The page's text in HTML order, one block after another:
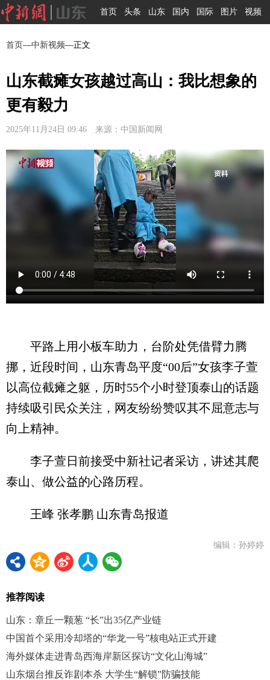
首页 头条 山东 国内 国际 图片 视频
首页—中新视频—正文
山东截瘫女孩越过高山：我比想象的
更有毅力
2025年11月24日 09:46 来源：中国新闻网
平路上用小板车助力，台阶处凭借臂力腾
挪，近段时间，山东青岛平度“00后”女孩李子萱
以高位截瘫之躯，历时55个小时登顶泰山的话题
持续吸引民众关注，网友纷纷赞叹其不屈意志与
向上精神。
李子萱日前接受中新社记者采访，讲述其爬
泰山、做公益的心路历程。
王峰 张孝鹏 山东青岛报道
编辑：孙婷婷
推荐阅读
山东：章丘一颗葱 “长”出35亿产业链
中国首个采用冷却塔的“华龙一号”核电站正式开建
海外媒体走进青岛西海岸新区探访“文化山海城”
山东烟台推反诈剧本杀 大学生“解锁”防骗技能